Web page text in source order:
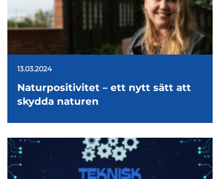
13.03.2024
Naturpositivitet – ett nytt sätt att
skydda naturen